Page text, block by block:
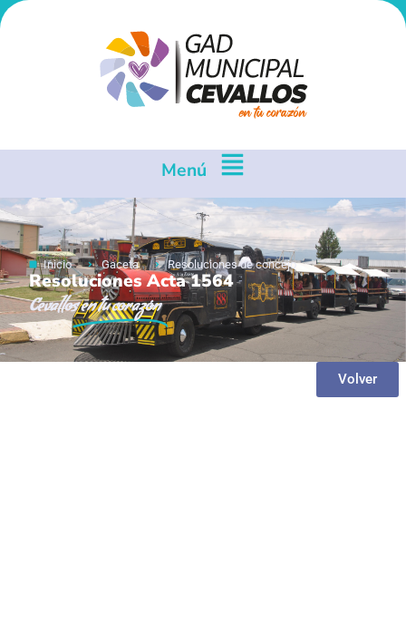
Menú
Inicio Gaceta Resoluciones de concejo
Resoluciones Acta 1564
Cevallosen tu corazón
Volver